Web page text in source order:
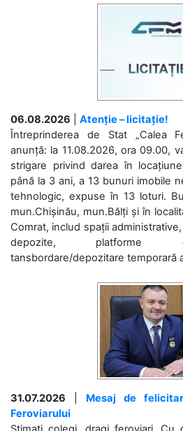
06.08.2026
Atenție – licitație!
Întreprinderea de Stat „Calea
anunță: la 11.08.2026, ora 09.00,
strigare privind darea în
până la 3 ani, a 13 bunuri imobile
tehnologic, expuse în 13 loturi.
mun.Chișinău, mun.Bălți și în
Comrat, includ spații
depozite, platforme
tansbordare/depozitare temporară
31.07.2026
Mesaj de
Feroviarului